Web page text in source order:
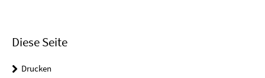
Diese Seite
Drucken